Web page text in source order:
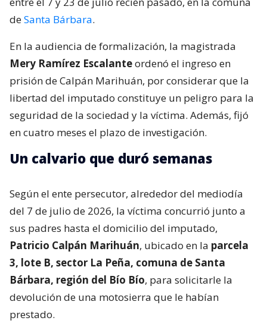
deSanta Bárbara.
En la audiencia de formalización, la magistrada
Mery Ramírez Escalanteordenó el ingreso en
prisión de Calpán Marihuán, por considerar que la
libertad del imputado constituye un peligro para la
seguridad de la sociedad y la víctima. Además, fijó
en cuatro meses el plazo de investigación.
Un calvario que duró semanas
Según el ente persecutor, alrededor del mediodía
del 7 de julio de 2026, la víctima concurrió junto a
sus padres hasta el domicilio del imputado,
Patricio Calpán Marihuán, ubicado en la parcela
3, lote B, sector La Peña, comuna de Santa
Bárbara, región del Bío Bío, para solicitarle la
devolución de una motosierra que le habían
prestado.